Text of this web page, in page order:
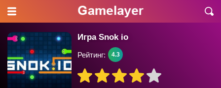
Игра Snok io
Рейтинг: 4.3